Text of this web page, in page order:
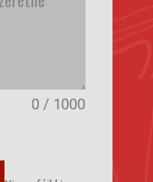
0 / 1000